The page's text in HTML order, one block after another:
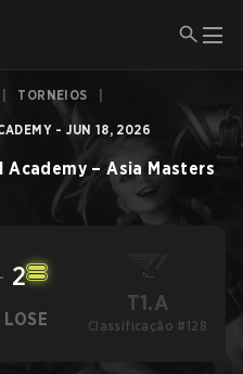
TORNEIOS
- JUN 18, 2026
Academy –Asia Masters
2
LOSE
T1.A
Classificação #128